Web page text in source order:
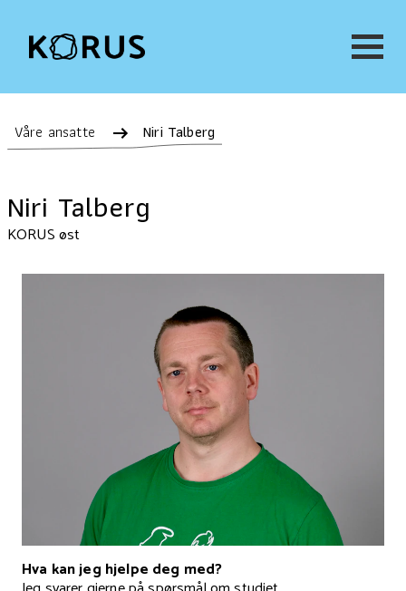
Våre ansatte Niri Talberg
Niri Talberg
KORUS øst
Hva kan jeg hjelpe deg med?